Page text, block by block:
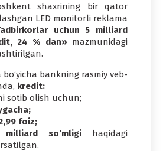
shaxrining bir qator
LED monitorli reklama
uchun 5 milliard
24 % dan» mazmunidagi
bankning rasmiy veb-
kredit:
sotib olish uchun;
foiz;
so‘mligi haqidagi